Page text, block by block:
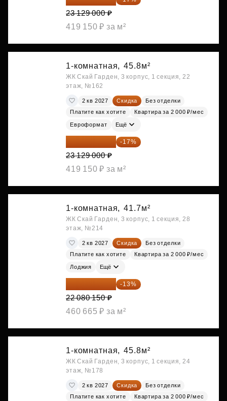
23 129 000 ₽
419 150 ₽ за м²
1-комнатная, 45.8м²
ЖК Скай Гарден, 3 корпус, 1 секция, 22
этаж, №162
2 кв 2027 Скидка
Без отделки
Платите как хотите
Квартира за 2 000 ₽/мес
Евроформат Ещё
19 197 070 ₽ -17%
23 129 000 ₽
419 150 ₽ за м²
1-комнатная, 41.7м²
ЖК Скай Гарден, 3 корпус, 1 секция, 28
этаж, №214
2 кв 2027 Скидка
Без отделки
Платите как хотите
Квартира за 2 000 ₽/мес
Лоджия Ещё
19 209 731 ₽ -13%
22 080 150 ₽
460 665 ₽ за м²
1-комнатная, 45.8м²
ЖК Скай Гарден, 3 корпус, 1 секция, 24
этаж, №178
2 кв 2027 Скидка
Без отделки
Платите как хотите
Квартира за 2 000 ₽/мес